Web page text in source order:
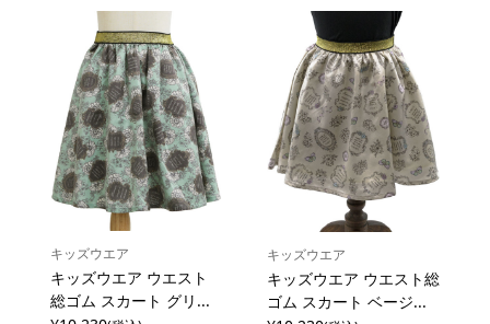
キッズウエア
キッズウエア ウエスト
総ゴム スカート グリ...
キッズウエア
キッズウエア ウエスト総
ゴム スカート ベージ...